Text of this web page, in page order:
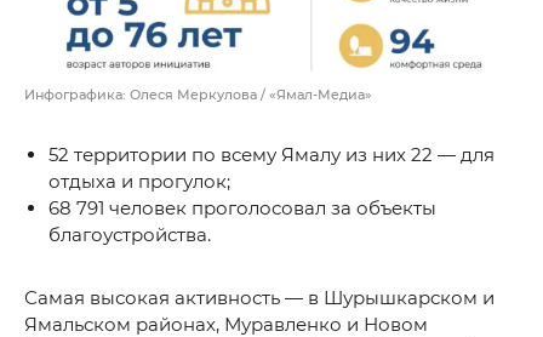
Инфографика: Олеся Меркулова / «Ямал-Медиа»
52 территории по всему Ямалу из них 22 — для
отдыха и прогулок;
68 791 человек проголосовал за объекты
благоустройства.
Самая высокая активность — в Шурышкарском и
Ямальском районах, Муравленко и Новом